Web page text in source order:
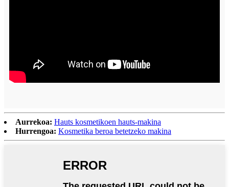
Aurrekoa: Hauts kosmetikoen hauts-makina
Hurrengoa: Kosmetika beroa betetzeko makina